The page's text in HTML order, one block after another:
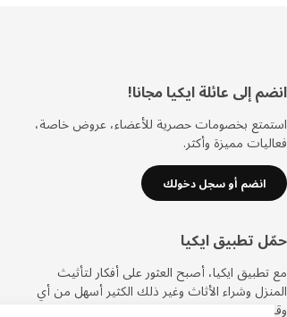
تذييل
انضم إلى عائلة ايكيا مجانا!
استمتع بخصومات حصرية للأعضاء، عروض خاصة،
فعاليات مميزة وأكثر.
انضم أو سجل دخولك
حمّل تطبيق ايكيا
مع تطبيق ايكيا، أصبح العثور على أفكار لتأثيث
المنزل وشراء الأثاث وغير ذلك الكثير أسهل من أي
وقت مضى.